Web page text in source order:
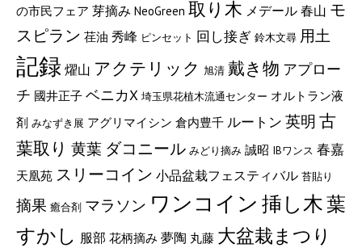
の市民フェア 芽摘み NeoGreen 取り木 メデール 春山 モ
スピラン 荏油 秀峰 ピンセット 回し接ぎ 鈴木文尋 用土
記録 燿山 アクテリック 旭清 戴き物 アプロー
チ 國井正子 ベニカX 埼玉県花植木流通センター オルトラン液
剤 みなずき展 アグリマイシン 倉内豊千 ルートン 英明 古
葉取り 黄葉 ダコニール みどり摘み 誠昭 IBワンス 春嘉
天凰苑 スリーコイン 小品盆栽フェスティバル 苔貼り
摘果 癒合剤 マラソン ワンコイン 挿し木葉
すかし 服部 花柄摘み 夢陶 丸藤 大盆栽まつり